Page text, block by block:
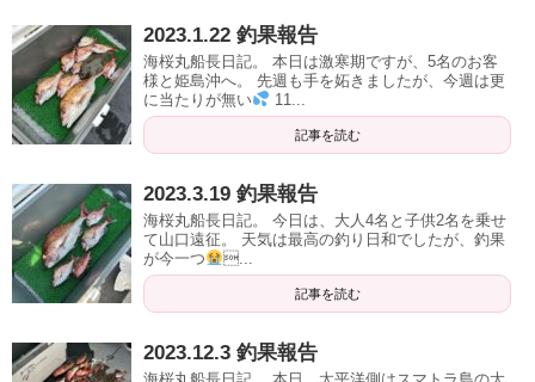
2023.1.22 釣果報告
海桜丸船長日記。 本日は激寒期ですが、5名のお客
様と姫島沖へ。 先週も手を妬きましたが、今週は更
に当たりが無い
11...
記事を読む
2023.3.19 釣果報告
海桜丸船長日記。 今日は、大人4名と子供2名を乗せ
て山口遠征。 天気は最高の釣り日和でしたが、釣果
が今一つ
...
記事を読む
2023.12.3 釣果報告